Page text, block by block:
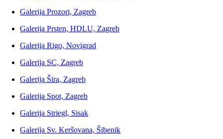
Galerija Prozori, Zagreb
Galerija Prsten, HDLU, Zagreb
Galerija Rigo, Novigrad
Galerija SC, Zagreb
Galerija Šira, Zagreb
Galerija Spot, Zagreb
Galerija Striegl, Sisak
Galerija Sv. Keršovana, Šibenik